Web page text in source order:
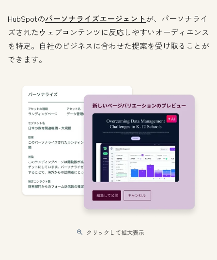
HubSpotのパーソナライズエージェントが、パーソナライ
ズされたウェブコンテンツに反応しやすいオーディエンス
を特定。自社のビジネスに合わせた提案を受け取ることが
できます。
クリックして拡大表示